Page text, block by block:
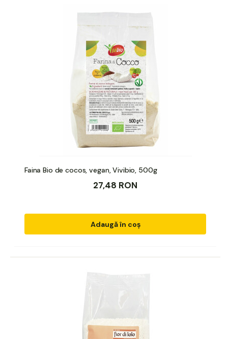
Faina Bio de cocos, vegan, Vivibio, 500g
27,48 RON
Adaugă în coș